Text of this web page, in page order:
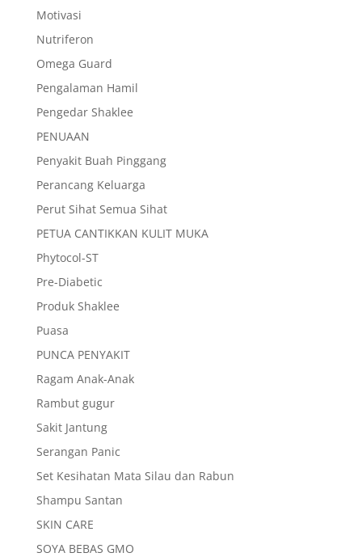
Motivasi
Nutriferon
Omega Guard
Pengalaman Hamil
Pengedar Shaklee
PENUAAN
Penyakit Buah Pinggang
Perancang Keluarga
Perut Sihat Semua Sihat
PETUA CANTIKKAN KULIT MUKA
Phytocol-ST
Pre-Diabetic
Produk Shaklee
Puasa
PUNCA PENYAKIT
Ragam Anak-Anak
Rambut gugur
Sakit Jantung
Serangan Panic
Set Kesihatan Mata Silau dan Rabun
Shampu Santan
SKIN CARE
SOYA BEBAS GMO